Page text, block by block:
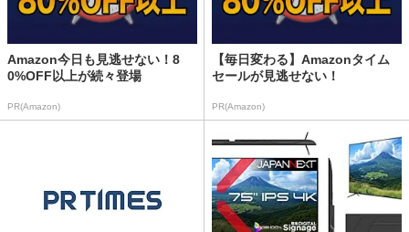
Amazon今日も見逃せない！8
0%OFF以上が続々登場
PR(Amazon)
【毎日変わる】Amazonタイム
セールが見逃せない！
PR(Amazon)